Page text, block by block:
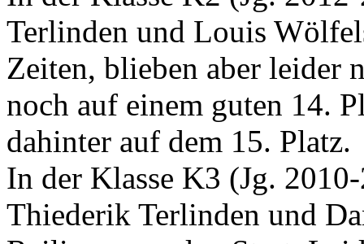
Terlinden und Louis
Zeiten, blieben aber leider
noch auf einem guten 14.
dahinter auf dem 15. Platz.
In der Klasse K3 (Jg.
Thiederik Terlinden und